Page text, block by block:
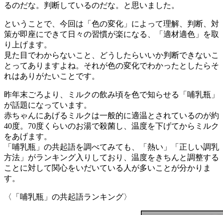
るのだな。判断しているのだな。と思いました。
ということで、今回は「色の変化」によって理解、判断、対
策が即座にできて日々の習慣が楽になる、「適材適色」を取
り上げます。
見た目でわからないこと、どうしたらいいか判断できないこ
とってありますよね。それが色の変化でわかったとしたらそ
れはありがたいことです。
昨年末ごろより、ミルクの飲み頃を色で知らせる「哺乳瓶」
が話題になっています。
赤ちゃんにあげるミルクは一般的に適温とされているのが約
40度。70度くらいのお湯で殺菌し、温度を下げてからミルク
をあげます。
「哺乳瓶」の共起語を調べてみても、「熱い」「正しい調乳
方法」がランキング入りしており、温度をきちんと調整する
ことに対して関心をいだいている人が多いことが分かりま
す。
〈「哺乳瓶」の共起語ランキング〉